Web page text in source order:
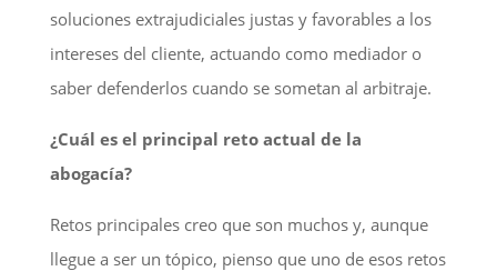
soluciones extrajudiciales justas y favorables a los
intereses del cliente, actuando como mediador o
saber defenderlos cuando se sometan al arbitraje.
¿Cuál es el principal reto actual de la
abogacía?
Retos principales creo que son muchos y, aunque
llegue a ser un tópico, pienso que uno de esos retos